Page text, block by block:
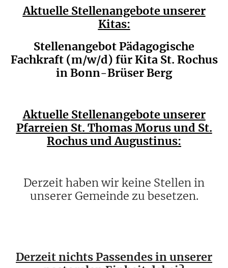
Aktuelle Stellenangebote unserer
Kitas:
Stellenangebot Pädagogische
Fachkraft (m/w/d) für Kita St. Rochus
in Bonn-Brüser Berg
Aktuelle Stellenangebote unserer
Pfarreien St. Thomas Morus und St.
Rochus und Augustinus:
Derzeit haben wir keine Stellen in
unserer Gemeinde zu besetzen.
Derzeit nichts Passendes in unserer